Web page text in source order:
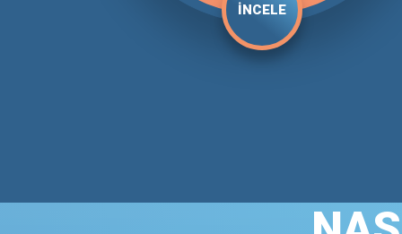
İNCELE